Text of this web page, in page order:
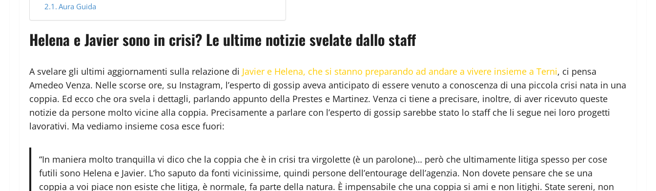
Aura Guida
Helena e Javier sono in crisi? Le ultime notizie svelate dallo staff
A svelare gli ultimi aggiornamenti sulla relazione di Javier e Helena, che si stanno preparando ad andare a vivere insieme a Terni, ci pensa
Amedeo Venza. Nelle scorse ore, su Instagram, l’esperto di gossip aveva anticipato di essere venuto a conoscenza di una piccola crisi nata in una
coppia. Ed ecco che ora svela i dettagli, parlando appunto della Prestes e Martinez. Venza ci tiene a precisare, inoltre, di aver ricevuto queste
notizie da persone molto vicine alla coppia. Precisamente a parlare con l’esperto di gossip sarebbe stato lo staff che li segue nei loro progetti
lavorativi. Ma vediamo insieme cosa esce fuori:
“In maniera molto tranquilla vi dico che la coppia che è in crisi tra virgolette (è un parolone)… però che ultimamente litiga spesso per cose
futili sono Helena e Javier. L’ho saputo da fonti vicinissime, quindi persone dell’entourage dell’agenzia. Non dovete pensare che se una
coppia a voi piace non esiste che litiga, è normale, fa parte della natura. È impensabile che una coppia si ami e non litighi. State sereni, non